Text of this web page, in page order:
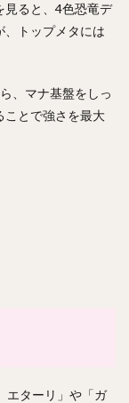
見ると、4色恐竜デ
、トップメタには
、マナ基盤をしっ
ことで強さを最大
エターリ」や「ガ